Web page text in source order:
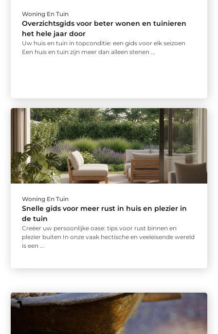
Woning En Tuin
Overzichtsgids voor beter wonen en tuinieren
het hele jaar door
Uw huis en tuin in topconditie: een gids voor elk seizoen
Een huis en tuin zijn meer dan alleen stenen ...
Woning En Tuin
Snelle gids voor meer rust in huis en plezier in
de tuin
Creëer uw persoonlijke oase: tips voor rust binnen en
plezier buiten In onze vaak hectische en veeleisende wereld
is een ...